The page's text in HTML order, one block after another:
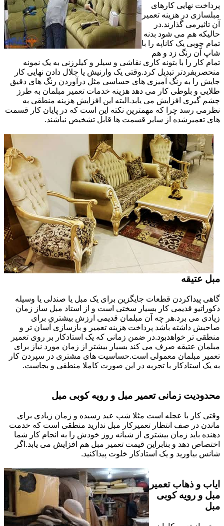
پرداخت نهایی کارهای
مبلسازی در هزینه تعمیر
آن تاثیرمی گذارند.در
حالیکه هم می شود بدنه
تمام چوبی یک کاناپه را با
شاپ آن رنگ زد و هم
تمام کار را با بتونه کاری نقاشی و سیلر و کیلرزنی به یک نمونه
منحصربفردتر تبدیل کرد.وقتی یک وارنیش یا جلال دادن نهایی کار
جایش را به رنگ آمیزی های حساسی مثل درآوردن رنگ های دقیق
طلایی و بلوطی کار می دهد هزینه خدمات تعمیر مبلمان به طرز
چشم گیری افزایش می یابد.البته این افزایش هزینه منطقی به
نظرمی رسد چرا که مهمترین نکته این است که در پایان کار قسمت
های تعمیرشده از سایر قسمت ها قابل تشخیص نباشند.
مبل عتیقه
گاهی پیداکردن قطعات جایگزین برای یک مبل یا صندلی یا وسیله
دکوراتیو قدیمی کار بسیار سختی است و از استاد مبل ساز زمان
زیادی می برد.هر چه آن مبلمان قدیمی ارزش بیشتری برای
صاحبش داشته باشد پرداخت هزینه تعمیر و بازسازی آسان تر و
منطقی تر خواهدبود.در ضمن زمانی که یک استادکار بر روی تعمیر
مبلمان عتیقه صرف می کند بسیار بیشتر از زمان مورد نیاز برای
تعمیر مبلمان معمولی است.حساسیت های مشتری در سپردن کار
به یک استادکار با تجربه در این صورت کاملا منطقی و بجاست.
محدودیت زمانی تعمیر مبل و رویه کوبی مبل
وقتی کار با عجله است مثلا شب عید رسیده و زمان زیادی برای
ماندن در صف انتظار تعمیرکار مبل ندارید منطقی است که خدمت
دهنده باید زمان بیشتری از شبانه روز خودش را به انجام کار شما
اختصاص دهد و بنابراین قیمت تعمیر مبل هم افزایش می یابد.اگر
شانس بیاورید و یک استادکار خلوت پیداکنید.
ایاب و ذهاب تعمیر
مبل و رویه کوبی
مبل